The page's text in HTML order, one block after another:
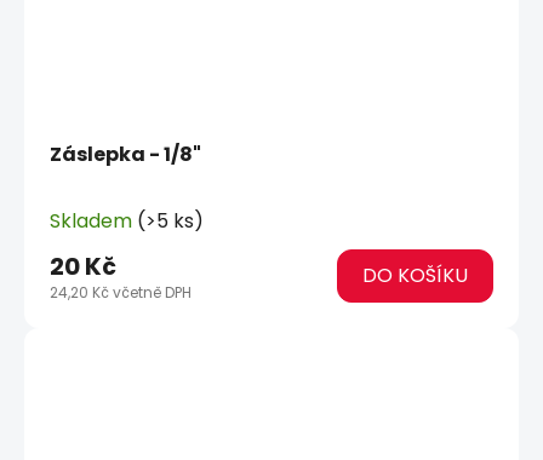
Záslepka - 1/8"
Skladem (>5 ks)
24,20 Kč včetně DPH
20 Kč DO KOŠÍKU